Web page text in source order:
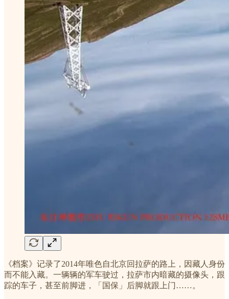
《档案》记录了2014年唯色自北京回拉萨的路上，因藏人身份
而不能入藏。一辆辆的军车驶过，拉萨市内暗藏的摄像头，跟
踪的车子，甚至前脚进，「国保」后脚就跟上门……。